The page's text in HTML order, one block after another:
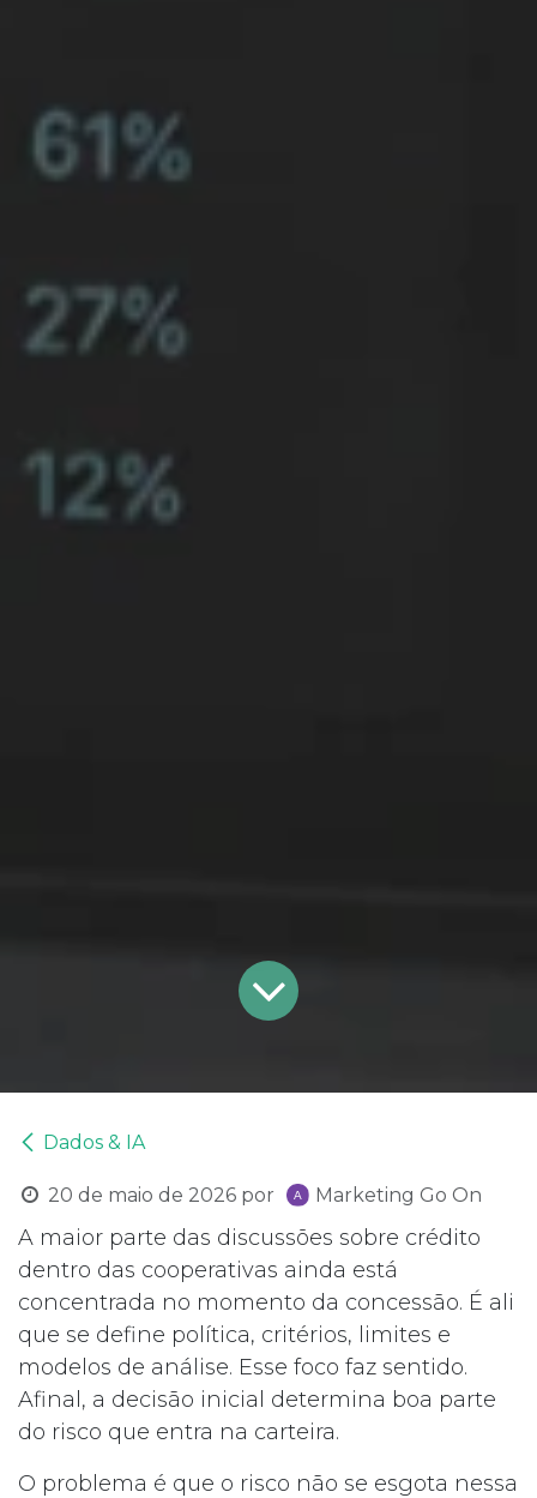
Dados & IA
20 de maio de 2026 por Marketing Go On
A maior parte das discussões sobre crédito
dentro das cooperativas ainda está
concentrada no momento da concessão. É ali
que se define política, critérios, limites e
modelos de análise. Esse foco faz sentido.
Afinal, a decisão inicial determina boa parte
do risco que entra na carteira.
O problema é que o risco não se esgota nessa